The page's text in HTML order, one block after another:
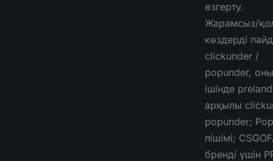
өзгерту.
Жарамсыз/
көздерді
clickunder /
popunder,
ішінде
арқылы
popunder;
пішімі;
бренді үшін